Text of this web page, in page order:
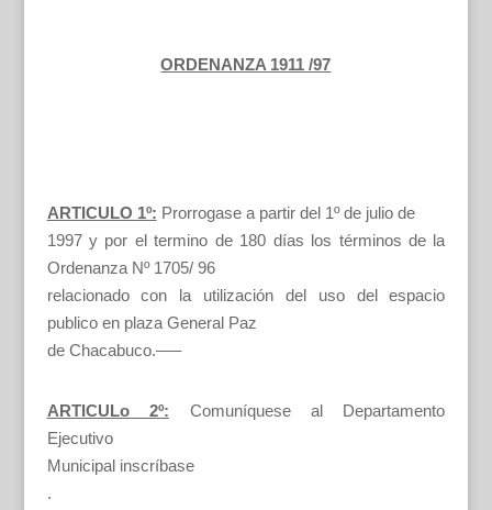
ORDENANZA 1911 /97
ARTICULO 1º: Prorrogase a partir del 1º de julio de
1997 y por el termino de 180 días los términos de la
Ordenanza Nº 1705/ 96
relacionado con la utilización del uso del espacio
publico en plaza General Paz
de Chacabuco.—–
ARTICULo 2º:
Comuníquese al Departamento
Ejecutivo
Municipal inscríbase
.